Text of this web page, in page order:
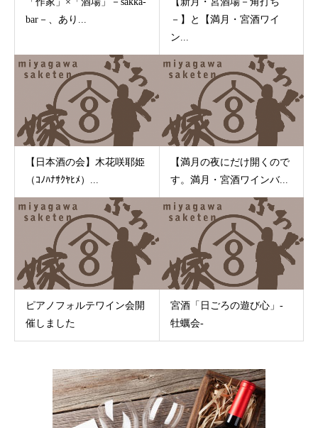
bar－、あり...
－】と【満月・宮酒ワイ
ン...
【日本酒の会】木花咲耶姫
（ｺﾉﾊﾅｻｸﾔﾋﾒ）...
【満月の夜にだけ開くので
す。満月・宮酒ワインバ...
ピアノフォルテワイン会開
催しました
宮酒「日ごろの遊び心」-
牡蠣会-